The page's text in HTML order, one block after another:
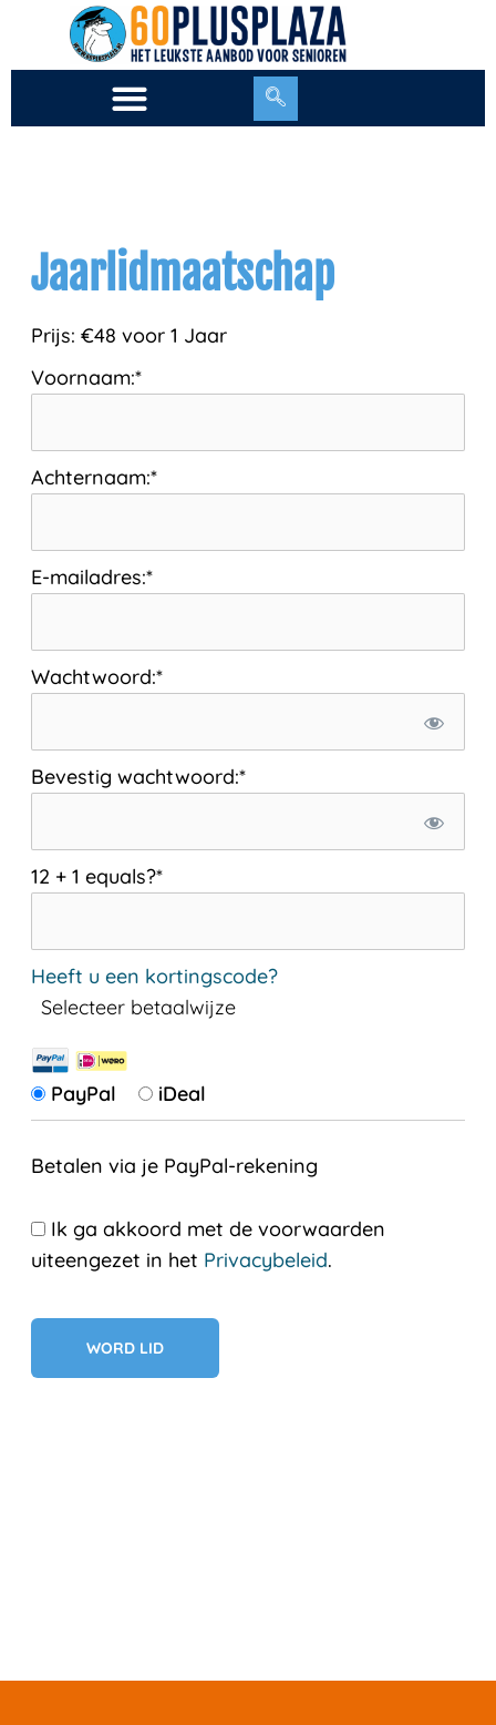
de
Jaarlidmaatschap
Prijs: €48 voor 1 Jaar
Voornaam:*
Achternaam:*
E-mailadres:*
Wachtwoord:*
Bevestig wachtwoord:*
12 + 1 equals?*
Heeft u een kortingscode?
Selecteer betaalwijze
PayPal iDeal
Betalen via je PayPal-rekening
Ik ga akkoord met de voorwaarden
uiteengezet in het Privacybeleid.
Geen val